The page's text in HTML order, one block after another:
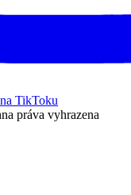
TikToku
práva vyhrazena